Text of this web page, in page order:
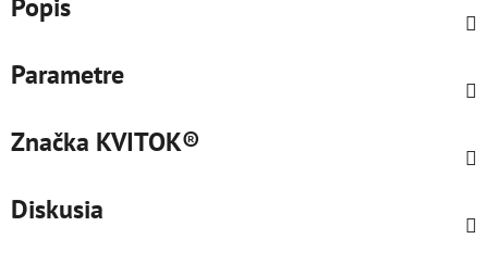
Popis
Parametre
Značka KVITOK®
Diskusia